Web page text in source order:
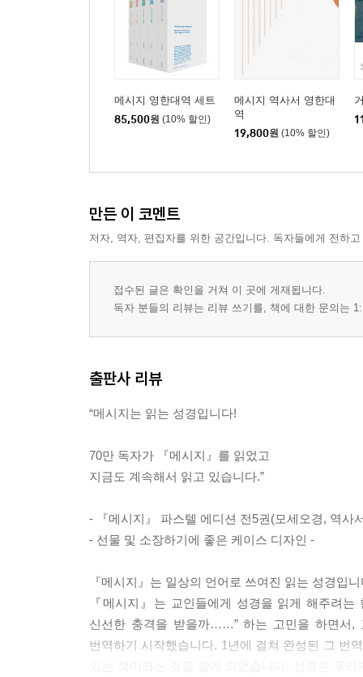
메시지 영한대역 세트
85,500원 (10% 할인)
메시지 역사서 영한대
역
19,800원 (10% 할인)
만든 이 코멘트
저자, 역자, 편집자를 위한 공간입니다. 독자들에게 전하
접수된 글은 확인을 거쳐 이 곳에 게재됩니다.
독자 분들의 리뷰는 리뷰 쓰기를, 책에 대한 문의는
출판사 리뷰
“메시지는 읽는 성경입니다!
70만 독자가 『메시지』를 읽었고
지금도 계속해서 읽고 있습니다.”
- 『메시지』 파스텔 에디션 전5권(모세오경, 역사
- 선물 및 소장하기에 좋은 케이스 디자인 -
『메시지』는 일상의 언어로 쓰여진 읽는 성경입
『메시지』는 교인들에게 성경을 읽게 해주려
신선한 충격을 받을까……” 하는 고민을 하면서,
번역하기 시작했습니다. 1년에 걸쳐 완성된 그 번